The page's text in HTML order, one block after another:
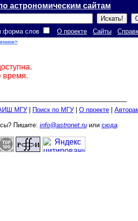
астрономическим сайтам
форма слов О проекте Сайты
время.
МГУ| Поиск по МГУ| О проекте
Пишите: info@astronet.ruили сюда